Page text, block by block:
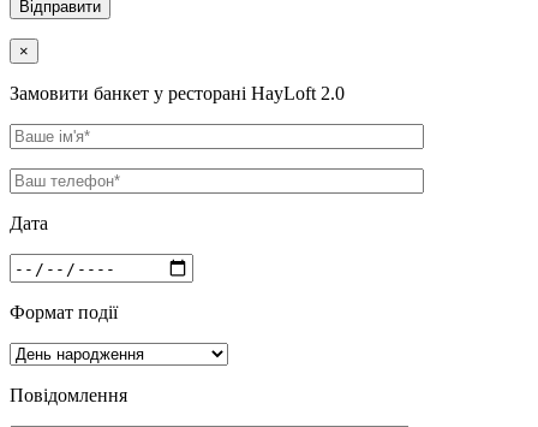
×
Замовити банкет у ресторані HayLoft 2.0
Дата
Формат події
Повідомлення